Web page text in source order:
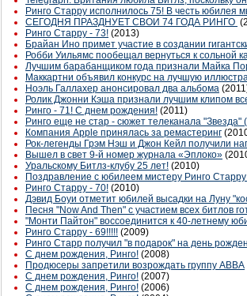
Ринго Старру исполнилось 75! В честь юбилея
СЕГОДНЯ ПРАЗДНУЕТ СВОИ 74 ГОДА РИНГО
Ринго Старру - 73! (2013)
Брайан Ино примет участие в создании
Робби Уильямс пообещал вернуться к сольной
Лучшим барабанщиком года признали Майка
Маккартни объявил конкурс на лучшую
Ноэль Галлахер анонсировал два альбома
Ролик Джонни Кэша признали лучшим клипом
Ринго - 71! С днем рождения! (2011)
Ринго еще не стар - сюжет телеканала "Звезда"
Компания Apple принялась за ремастеринг
Рок-легенды Грэм Нэш и Джон Кейл получили
Вышел в свет 9-й номер журнала «Эплоко»
Уральскому Битлз-клубу 25 лет! (2010)
Поздравление с юбилеем мистеру Ринго Старру
Ринго Старру - 70! (2010)
Дэвид Боуи отметит юбилей высадки на Луну
Песня "Now And Then" с участием всех битлов
"Монти Пайтон" воссоединится к 40-летнему
Ринго Старру - 69!!!!! (2009)
Ринго Старр получил "в подарок" на день
С днем рождения, Ринго! (2008)
Продюсеры запретили возрождать группу ABBA
С днем рождения, Ринго! (2007)
С днем рождения, Ринго! (2006)